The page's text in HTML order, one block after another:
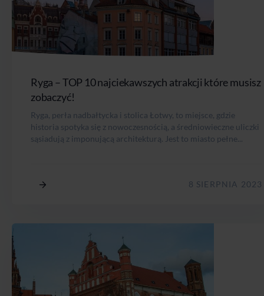
Ryga – TOP 10 najciekawszych atrakcji które musisz
zobaczyć!
Ryga, perła nadbałtycka i stolica Łotwy, to miejsce, gdzie
historia spotyka się z nowoczesnością, a średniowieczne uliczki
sąsiadują z imponującą architekturą. Jest to miasto pełne...
8 SIERPNIA 2023